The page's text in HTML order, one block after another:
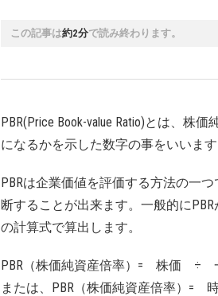
この記事は約2分で読み終わります。
PBR(Price Book-value Ratio)とは、株
になるかを示した数字の事をいいます
PBRは企業価値を評価する方法の一
断することが出来ます。一般的に
の計算式で算出します。
PBR（株価純資産倍率）= 株価 ÷ 一
または、PBR（株価純資産倍率）